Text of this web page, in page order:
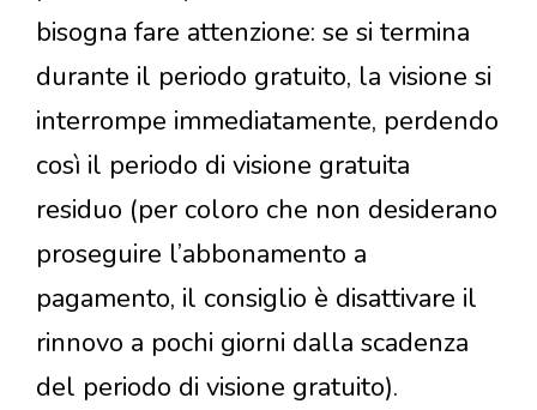
bisogna fare attenzione: se si termina
durante il periodo gratuito, la visione si
interrompe immediatamente, perdendo
così il periodo di visione gratuita
residuo (per coloro che non desiderano
proseguire l’abbonamento a
pagamento, il consiglio è disattivare il
rinnovo a pochi giorni dalla scadenza
del periodo di visione gratuito).